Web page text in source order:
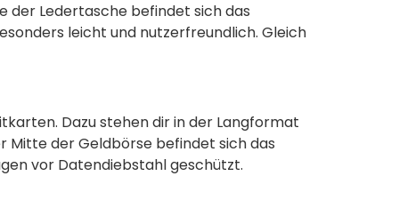
der Ledertasche befindet sich das
leicht und nutzerfreundlich. Gleich
Dazu stehen dir in der Langformat
Mitte der Geldbörse befindet sich das
vor Datendiebstahl geschützt.